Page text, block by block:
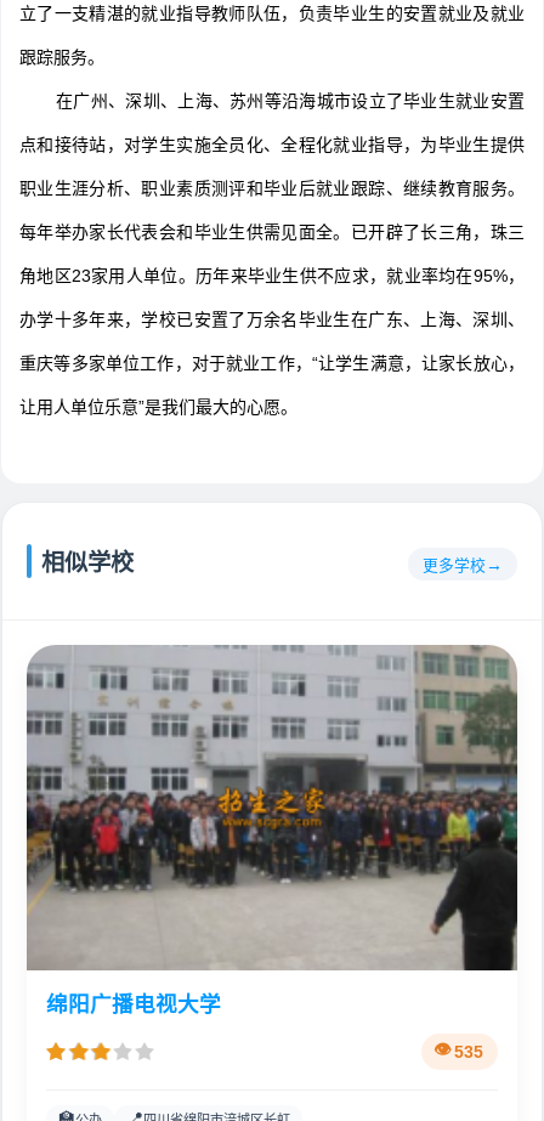
立了一支精湛的就业指导教师队伍，负责毕业生的安置就业及就业
跟踪服务。
在广州、深圳、上海、苏州等沿海城市设立了毕业生就业安置
点和接待站，对学生实施全员化、全程化就业指导，为毕业生提供
职业生涯分析、职业素质测评和毕业后就业跟踪、继续教育服务。
每年举办家长代表会和毕业生供需见面全。已开辟了长三角，珠三
角地区23家用人单位。历年来毕业生供不应求，就业率均在95%，
办学十多年来，学校已安置了万余名毕业生在广东、上海、深圳、
重庆等多家单位工作，对于就业工作，“让学生满意，让家长放心，
让用人单位乐意”是我们最大的心愿。
相似学校 更多学校
绵阳广播电视大学
535